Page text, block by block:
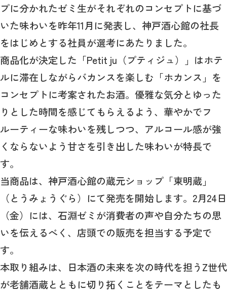
プに分かれたゼミ生がそれぞれのコンセプトに基づ
いた味わいを昨年11月に発表し、神戸酒心館の社長
をはじめとする社員が選考にあたりました。
商品化が決定した「Petit ju（プティジュ）」はホテ
ルに滞在しながらバカンスを楽しむ「ホカンス」を
コンセプトに考案されたお酒。優雅な気分とゆった
りとした時間を感じてもらえるよう、華やかでフ
ルーティーな味わいを残しつつ、アルコール感が強
くならないよう甘さを引き出した味わいが特長で
す。
当商品は、神戸酒心館の蔵元ショップ「東明蔵」
（とうみょうぐら）にて発売を開始します。2月24日
（金）には、石淵ゼミが消費者の声や自分たちの思
いを伝えるべく、店頭での販売を担当する予定で
す。
本取り組みは、日本酒の未来を次の時代を担うZ世代
が老舗酒蔵とともに切り拓くことをテーマとしたも